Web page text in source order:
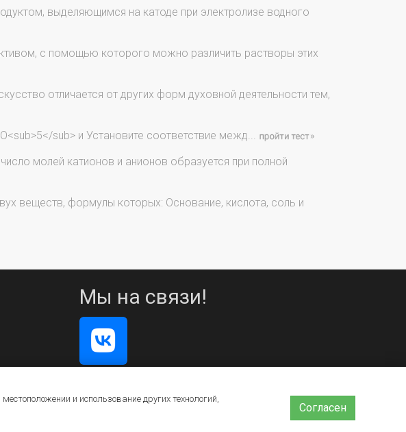
выделяющимся на катоде при электролизе водного
с помощью которого можно различить растворы этих
отличается от других форм духовной деятельности тем,
sub> и Установите соответствие межд...
молей катионов и анионов образуется при полной
веществ, формулы которых: Основание, кислота, соль и
Мы на связи!
местоположении и использование других технологий,
Согласен